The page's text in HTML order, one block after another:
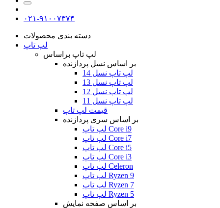
۰۲۱-۹۱۰۰۷۳۷۴
دسته بندی محصولات
لپ تاپ
لپ تاپ براساس
بر اساس نسل پردازنده
لپ تاپ نسل 14
لپ تاپ نسل 13
لپ تاپ نسل 12
لپ تاپ نسل 11
قیمت لپ تاپ
بر اساس سری پردازنده
لپ تاپ Core i9
لپ تاپ Core i7
لپ تاپ Core i5
لپ تاپ Core i3
لپ تاپ Celeron
لپ تاپ Ryzen 9
لپ تاپ Ryzen 7
لپ تاپ Ryzen 5
بر اساس صفحه نمایش